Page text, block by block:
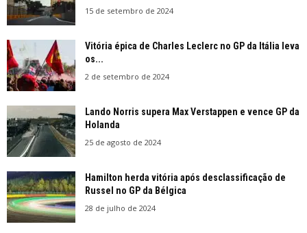
15 de setembro de 2024
Vitória épica de Charles Leclerc no GP da Itália leva
os...
2 de setembro de 2024
Lando Norris supera Max Verstappen e vence GP da
Holanda
25 de agosto de 2024
Hamilton herda vitória após desclassificação de
Russel no GP da Bélgica
28 de julho de 2024